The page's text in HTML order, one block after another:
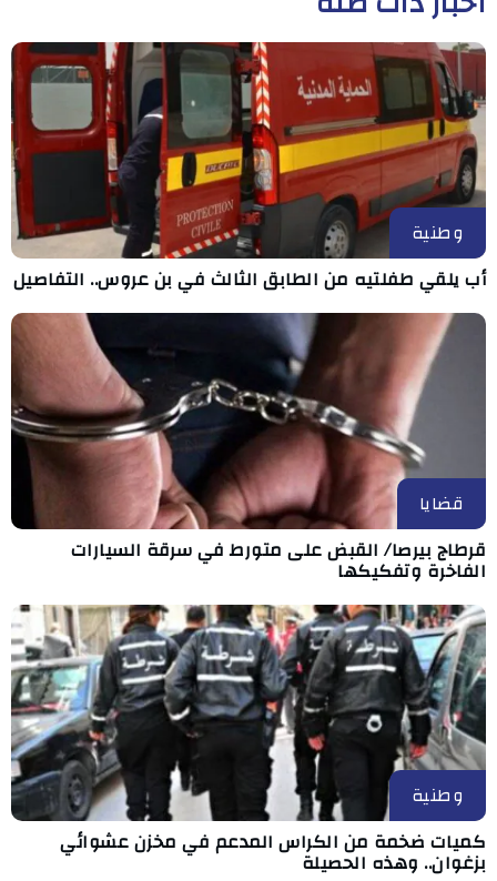
وطنية
أب يلقي طفلتيه من الطابق الثالث في بن عروس.. التفاصيل
قضايا
قرطاج بيرصا/ القبض على متورط في سرقة السيارات
الفاخرة وتفكيكها
وطنية
كميات ضخمة من الكراس المدعم في مخزن عشوائي
بزغوان.. وهذه الحصيلة